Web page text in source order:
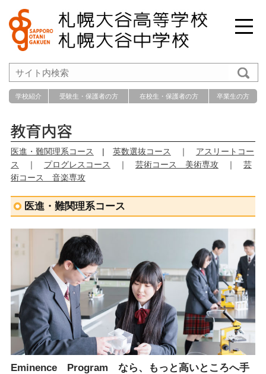
学校紹介 受験生・保護者の方 在校生・保護者の方 卒業生の方
医進・難関理系コース | 英数選抜コース ｜ アスリートコー
ス
｜ プログレスコース ｜ 芸術コース 美術専攻｜ 芸
術コース 音楽専攻
医進・難関理系コース
Eminence Program なら、もっと高いところへ手